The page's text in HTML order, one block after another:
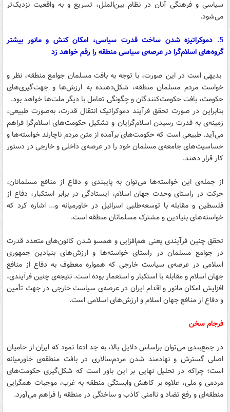
سیاسی و فرهنگی آنان در نظام بین‌الملل، تسریع و به واقعیت نزدیک‌تر
می‌شود.
5.
دموکراتیزه شدن ساخت قدرت سیاسی، امکان کنش و مانور بیشتر
گروه‌های اسلام‌گرا در عرصه‌ی سیاسی منطقه را رقم خواهد زد
بدیهی است در این صورت، با توجه به بافت مسلمان جوامع منطقه، نظر و
خواست مردم مسلمان منطقه، شکل‌دهنده‌ به ارزش‌ها و جهت‌گیری‌های
حکومت، بافت حکومت‌کنندگان و چگونگی تعامل با دیگر ملت‌ها خواهد بود.
بنابراین در صورت تحقق فرآیند دموکراتیک انتقال قدرت، به‌صورت طبیعی،
زمینه‌ی به قدرت رسیدن اسلام‌گرایان و تشکیل حکومت‌های اسلام‌گرا فراهم
می‌آید. طبیعی است که حکومت‌های برآمده از متن مردم ناچارند خواسته‌ها و
حساسیت‌های جامعه‌ی مسلمان خود را در عرصه‌ی داخلی و خارجی در دستور
کار قرار دهند.
از جمله‌ی این خواسته‌ها می‌توان به پایبندی و دفاع از منافع مسلمانان،
حرکت در راستای وحدت جهان اسلام، ایستادگی در برابر استکبار، دفاع از
فلسطین و مقابله با توسعه‌طلبی اسرائیل در خاورمیانه و... اشاره کرد که
خواسته‌های بنیادین و مشترک مسلمانان منطقه است.
تحقق چنین فرآیندی یعنی هم‌افزایی و همسو شدن کانون‌های متعدد قدرت
در جوامع مسلمان در راستای خواسته‌ها و ارزش‌های بنیادین جمهوری
اسلامی در عرصه‌ی سیاست خارجی که همواره معطوف به دفاع از منافع
جهان اسلام و مقابله با استکبار و استعمار بوده است. نتیجه‌ی چنین فرآیندی،
افزایش امکان مانور و اقدام ایران در عرصه‌ی سیاست خارجی در جهت تأمین
و دفاع از منافع جهان اسلام و ارزش‌های اسلامی است.
فرجام سخن
در جمع‌بندی می‌توان براساس دلایل بالا، به جد ادعا نمود که ایران از حامیان
اصلی گسترش و نهادمند شدن مردم‌سالاری در بافت منطقه‌ی خاورمیانه
است؛ چراکه در تحلیل نهایی بر این باور است که شکل‌گیری حکومت‌های
مردمی و ملی، علاوه بر کاهش وابستگی منطقه به غرب، موجبات همگرایی
منطقه‌ای و رفع تضاد و ناامنی کاذب و ساختگی در منطقه را فراهم می‌آورد.